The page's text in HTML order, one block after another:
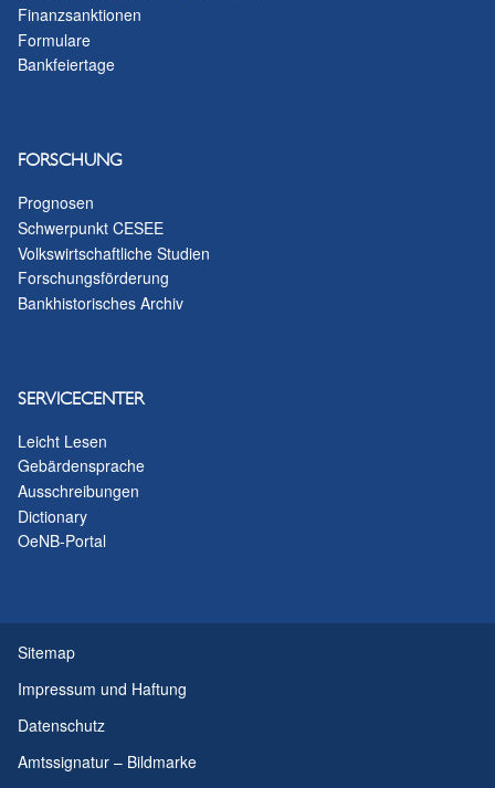
Finanzsanktionen
Formulare
Bankfeiertage
FORSCHUNG
Prognosen
Schwerpunkt CESEE
Volkswirtschaftliche Studien
Forschungsförderung
Bankhistorisches Archiv
SERVICECENTER
Leicht Lesen
Gebärdensprache
Ausschreibungen
Dictionary
OeNB-Portal
Sitemap
Impressum und Haftung
Datenschutz
Amtssignatur – Bildmarke